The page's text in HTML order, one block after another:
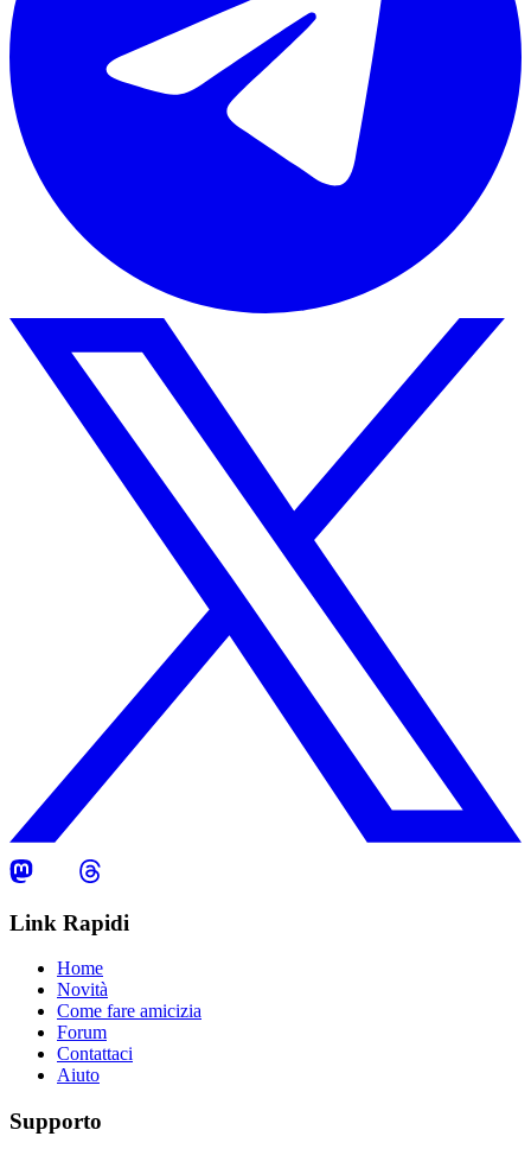
Link Rapidi
Home
Novità
Come fare amicizia
Forum
Contattaci
Aiuto
Supporto